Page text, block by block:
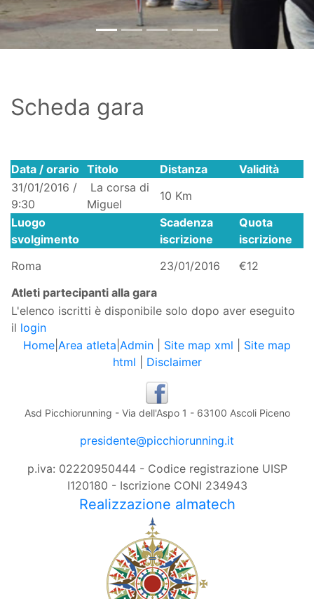
Scheda gara
Data / orario Titolo Distanza
Validità
31/01/2016 /
9:30
La corsa di
Miguel
10 Km
Luogo
svolgimento
Scadenza
iscrizione
Quota
iscrizione
Roma
23/01/2016
€12
Atleti partecipanti alla gara
L'elenco iscritti è disponibile solo dopo aver eseguito
il login
Home Area atleta Admin Site map xml
Site map
html
Disclaimer
Asd Picchiorunning - Via dell'Aspo 1 - 63100 Ascoli Piceno
presidente@picchiorunning.it
p.iva: 02220950444 - Codice registrazione UISP
I120180 - Iscrizione CONI 234943
Realizzazione almatech